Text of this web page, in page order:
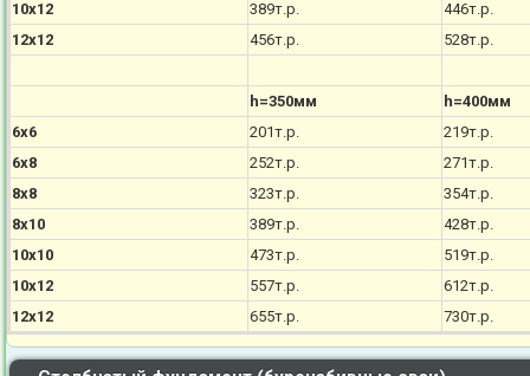
10х12
389т.р.
446т.р.
12х12
456т.р. 528т.р.
h=350мм
h=400мм
6х6
201т.р.
219т.р.
6х8
252т.р.
271т.р.
8х8
323т.р.
354т.р.
8х10
389т.р.
428т.р.
10х10
473т.р.
519т.р.
10х12
557т.р.
612т.р.
12х12
655т.р. 730т.р.